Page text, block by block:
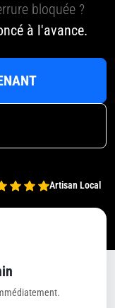
bloquée ?
à l'avance.
Artisan Local